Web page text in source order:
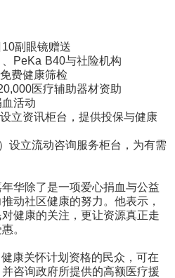
副眼镜赠送
PeKa B40与社险机构
费健康筛检
医疗辅助器材资助
活动
立资讯柜台，提供投保与健康
设立流动咨询服务柜台，为有需
华除了是一项爱心捐血与公益
动社区健康的努力。他表示，
健康的关注， 更让资源真正走
。
康关怀计划资格的民众，可在
并咨询政府所提供的高额医疗援